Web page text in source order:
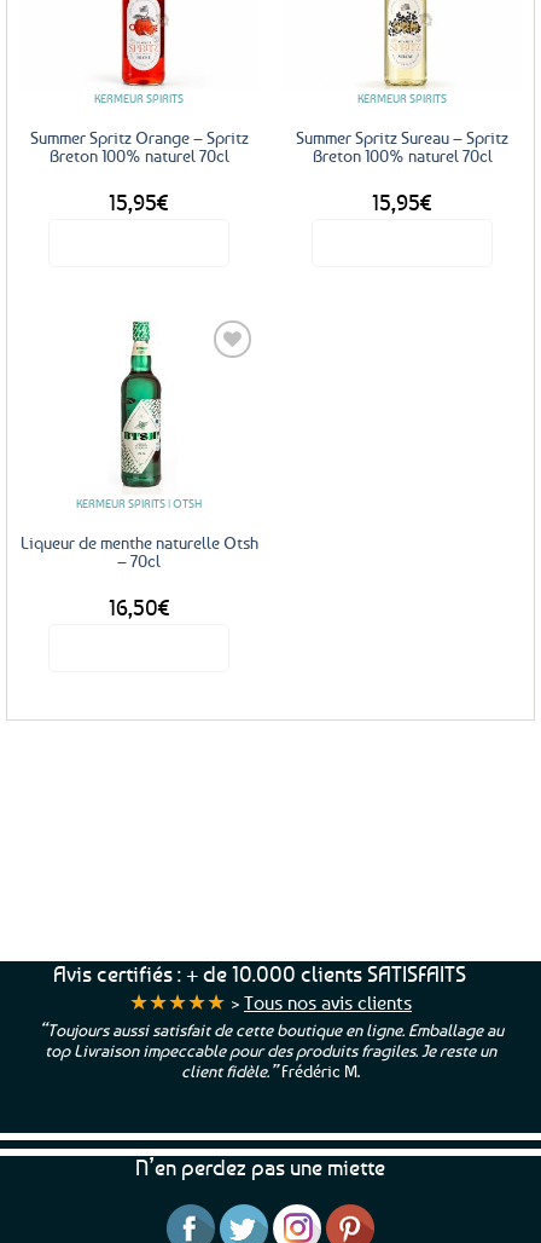
KERMEUR SPIRITS
Summer Spritz Orange – Spritz
Breton 100% naturel 70cl
15,95€
KERMEUR SPIRITS
Summer Spritz Sureau – Spritz
Breton 100% naturel 70cl
15,95€
KERMEUR SPIRITS | OTSH
Liqueur de menthe naturelle Otsh
– 70cl
16,50€
Avis certifiés : + de 10.000 clients SATISFAITS
★★★★★ > Tous nos avis clients
“Toujours aussi satisfait de cette boutique en ligne. Emballage au
top Livraison impeccable pour des produits fragiles. Je reste un
client fidèle.”Frédéric M.
N’en perdez pas une miette